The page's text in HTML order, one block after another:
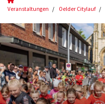
Veranstaltungen Oelder Citylauf